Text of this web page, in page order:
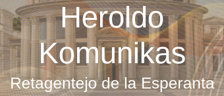
Heroldo
Komunikas
Retagentejo de la Esperanta